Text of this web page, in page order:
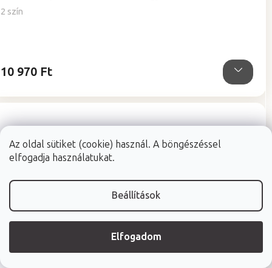
Az oldal sütiket (cookie) használ. A böngészéssel
elfogadja használatukat.
Beállítások
Elfogadom
2 szín
10 970 Ft